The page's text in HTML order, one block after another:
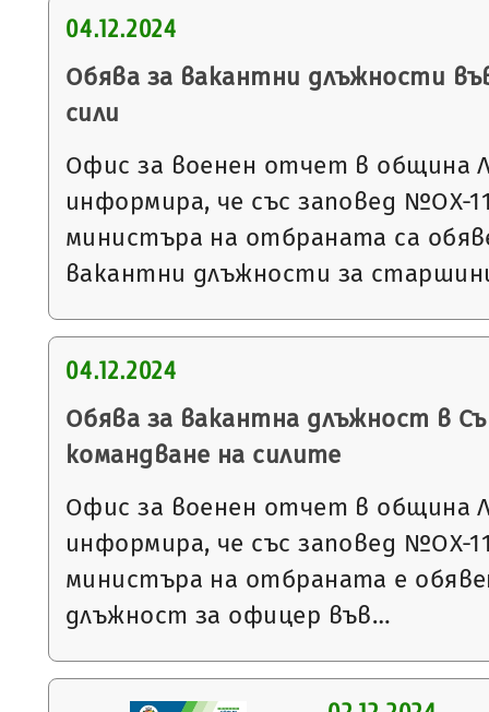
04.12.2024
Обява за вакантни длъжности
сили
Офис за военен отчет в община
информира, че със заповед №ОХ-
министъра на отбраната са
вакантни длъжности за
04.12.2024
Обява за вакантна длъжност в
командване на силите
Офис за военен отчет в община
информира, че със заповед №ОХ-
министъра на отбраната е
длъжност за офицер във…